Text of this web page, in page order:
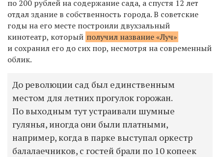
по 200 рублей на содержание сада, а спустя 12 лет
отдал здание в собственность города. В советские
годы на его месте построили двухзальный
кинотеатр, который получил название «Луч»
и сохранил его до сих пор, несмотря на современный
облик.
До революции сад был единственным
местом для летних прогулок горожан.
По выходным тут устраивали шумные
гулянья, иногда они были платными,
например, когда в парке выступал оркестр
балалаечников, с гостей брали по 10 копеек